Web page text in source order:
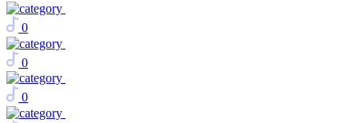
0
0
0